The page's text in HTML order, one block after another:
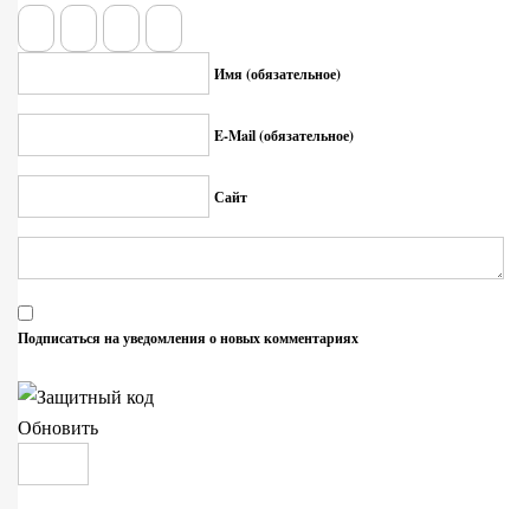
Имя (обязательное)
E-Mail (обязательное)
Сайт
Подписаться на уведомления о новых комментариях
Обновить